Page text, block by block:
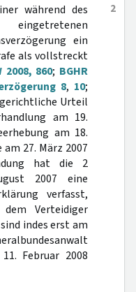
2
während des
ein
als vollstreckt
2008, 860; BGHR
8, 10;
Urteil
am 19.
am 18.
27. März 2007
hat die 2
2007 eine
verfasst,
Verteidiger
indes erst am
Februar 2008